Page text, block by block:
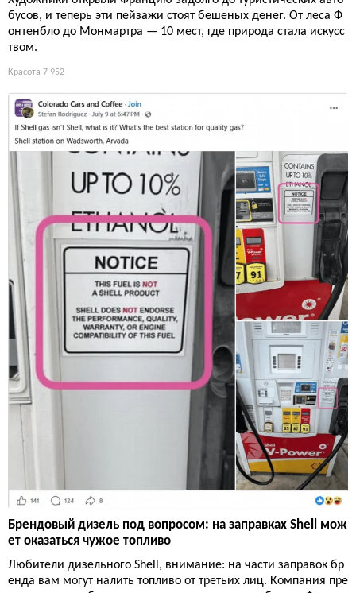
бусов, и теперь эти пейзажи стоят бешеных денег. От леса Ф
онтенбло до Монмартра — 10 мест, где природа стала искусс
твом.
Красота 7 952
Брендовый дизель под вопросом: на заправках Shell мож
ет оказаться чужое топливо
Любители дизельного Shell, внимание: на части заправок бр
енда вам могут налить топливо от третьих лиц. Компания пре